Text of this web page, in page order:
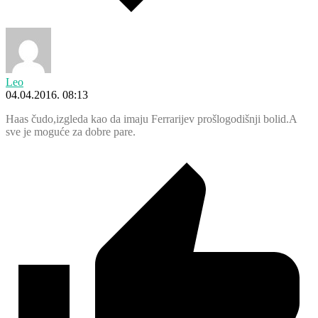
Leo
04.04.2016. 08:13
Haas čudo,izgleda kao da imaju Ferrarijev prošlogodišnji bolid.A
sve je moguće za dobre pare.